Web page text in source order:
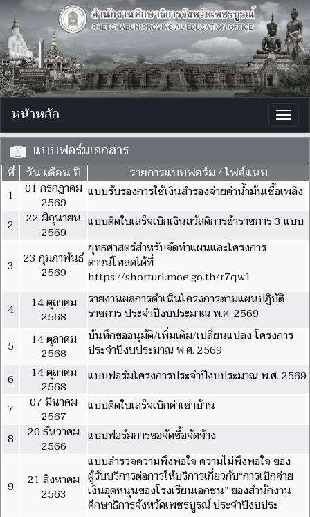
หน้าหลัก
แบบฟอร์มเอกสาร
ที่ วัน เดือน ปี รายการแบบฟอร์ม / ไฟล์แนบ
1
01 กรกฎาคม
2569
แบบรับรองการใช้เงินสำรองจ่ายค่าน้ำมันเชื้อเพลิง
2
22 มิถุนายน
2569
แบบติดใบเสร็จเบิกเงินสวัสดิการข้าราชการ 3 แบบ
3
23 กุมภาพันธ์
2569
ยุทธศาสตร์สำหรับจัดทำแผนและโครงการ
ดาวน์โหลดได้ที่
https://shorturl.moe.go.th/r7qw1
4
14 ตุลาคม
2568
รายงานผลการดำเนินโครงการตามแผนปฏิบัติ
ราชการ ประจำปีงบประมาณ พ.ศ. 2569
5
14 ตุลาคม
2568
บันทึกขออนุมัติ/เพิ่มเติม/เปลี่ยนแปลง โครงการ
ประจำปีงบประมาณ พ.ศ. 2569
6
14 ตุลาคม
2568
แบบฟอร์มโครงการประจำปีงบประมาณ พ.ศ. 2569
7
07 มีนาคม
2567
แบบติดใบเสร็จเบิกค่าเช่าบ้าน
8
20 ธันวาคม
2566
แบบฟอร์มการขอจัดซื้อจัดจ้าง
9
21 สิงหาคม
2563
แบบสำรวจความพึงพอใจ ความไม่พึงพอใจ ของ
ผู้รับบริการต่อการให้บริการเกี่ยวกับ“การเบิกจ่าย
เงินอุดหนุนของโรงเรียนเอกชน” ของสำนักงาน
ศึกษาธิการจังหวัดเพชรบูรณ์ ประจำปีงบประ